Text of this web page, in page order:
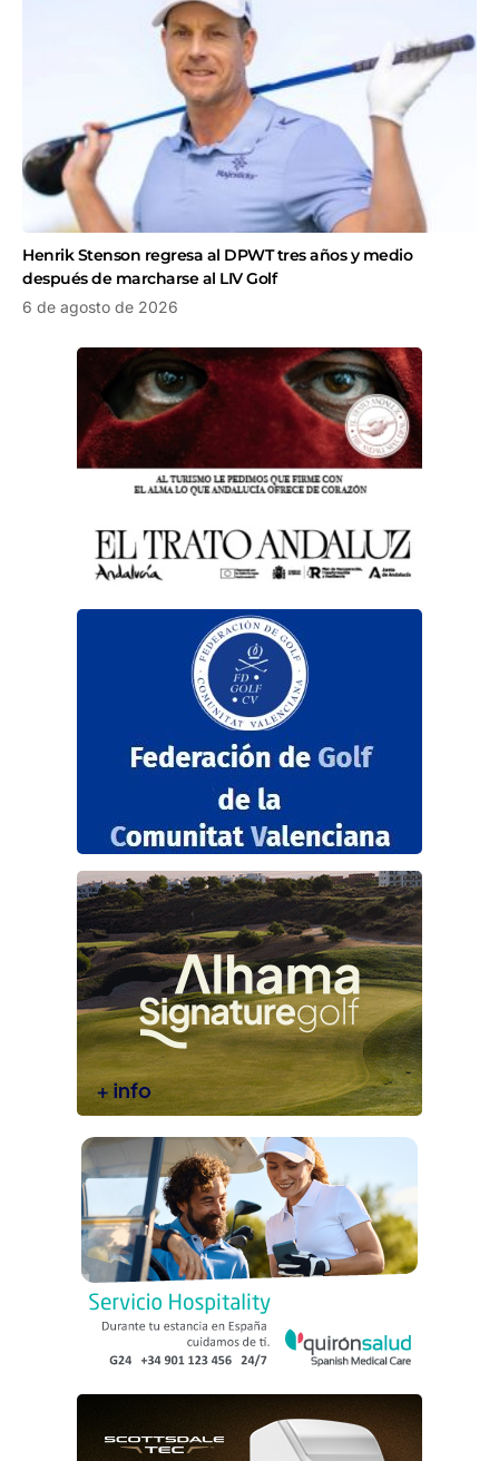
Henrik Stenson regresa al DPWT tres años y medio
después de marcharse al LIV Golf
6 de agosto de 2026